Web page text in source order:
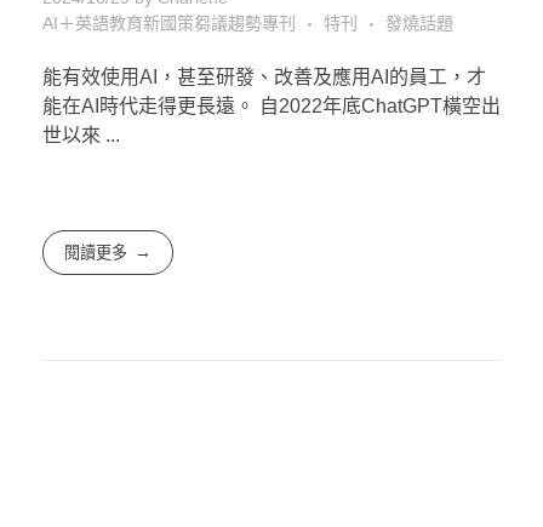
AI＋英語教育新國策芻議趨勢專刊
特刊 發燒話題
能有效使用AI，甚至研發、改善及應用AI的員工，才
能在AI時代走得更長遠。 自2022年底ChatGPT橫空出
世以來 ...
閱讀更多